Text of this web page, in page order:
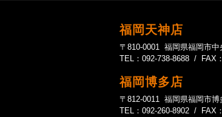
福岡天神店
〒810-0001 福岡県福岡市
TEL：092-738-8688 / FAX
福岡博多店
〒812-0011 福岡県福岡市博
TEL：092-260-8902 / FAX